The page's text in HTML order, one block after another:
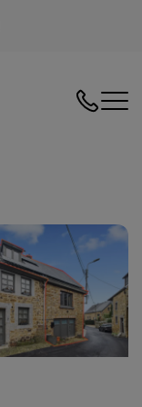
04/